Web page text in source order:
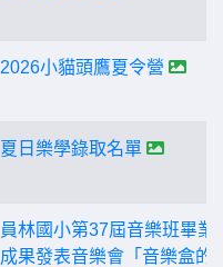
2026小貓頭鷹夏令營
夏日樂學錄取名單
員林國小第37屆音樂班畢業
成果發表音樂會「音樂盒的